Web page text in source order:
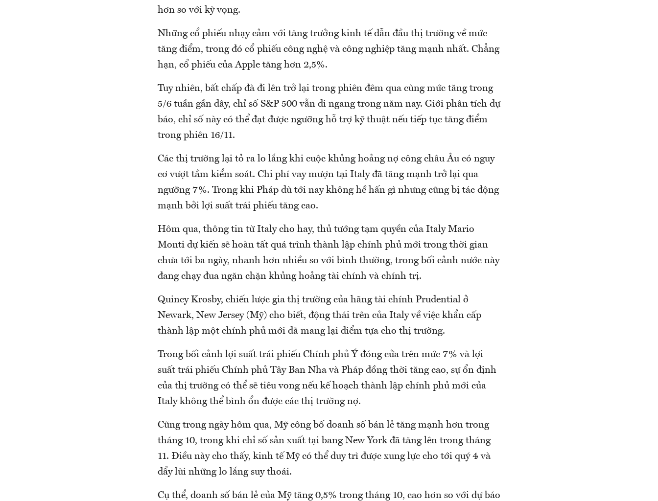
hơn so với kỳ vọng.
Những cổ phiếu nhạy cảm với tăng trưởng kinh tế dẫn đầu thị trường về mức
tăng điểm, trong đó cổ phiếu công nghệ và công nghiệp tăng mạnh nhất. Chẳng
hạn, cổ phiếu của Apple tăng hơn 2,5%.
Tuy nhiên, bất chấp đà đi lên trở lại trong phiên đêm qua cùng mức tăng trong
5/6 tuần gần đây, chỉ số S&P 500 vẫn đi ngang trong năm nay. Giới phân tích dự
báo, chỉ số này có thể đạt được ngưỡng hỗ trợ kỹ thuật nếu tiếp tục tăng điểm
trong phiên 16/11.
Các thị trường lại tỏ ra lo lắng khi cuộc khủng hoảng nợ công châu Âu có nguy
cơ vượt tầm kiểm soát. Chi phí vay mượn tại Italy đã tăng mạnh trở lại qua
ngưỡng 7%. Trong khi Pháp dù tới nay không hề hấn gì nhưng cũng bị tác động
mạnh bởi lợi suất trái phiếu tăng cao.
Hôm qua, thông tin từ Italy cho hay, thủ tướng tạm quyền của Italy Mario
Monti dự kiến sẽ hoàn tất quá trình thành lập chính phủ mới trong thời gian
chưa tới ba ngày, nhanh hơn nhiều so với bình thường, trong bối cảnh nước này
đang chạy đua ngăn chặn khủng hoảng tài chính và chính trị.
Quincy Krosby, chiến lược gia thị trường của hãng tài chính Prudential ở
Newark, New Jersey (Mỹ) cho biết, động thái trên của Italy về việc khẩn cấp
thành lập một chính phủ mới đã mang lại điểm tựa cho thị trường.
Trong bối cảnh lợi suất trái phiếu Chính phủ Ý đóng cửa trên mức 7% và lợi
suất trái phiếu Chính phủ Tây Ban Nha và Pháp đồng thời tăng cao, sự ổn định
của thị trường có thể sẽ tiêu vong nếu kế hoạch thành lập chính phủ mới của
Italy không thể bình ổn được các thị trường nợ.
Cũng trong ngày hôm qua, Mỹ công bố doanh số bán lẻ tăng mạnh hơn trong
tháng 10, trong khi chỉ số sản xuất tại bang New York đã tăng lên trong tháng
11. Điều này cho thấy, kinh tế Mỹ có thể duy trì được xung lực cho tới quý 4 và
đẩy lùi những lo lắng suy thoái.
Cụ thể, doanh số bán lẻ của Mỹ tăng 0,5% trong tháng 10, cao hơn so với dự báo